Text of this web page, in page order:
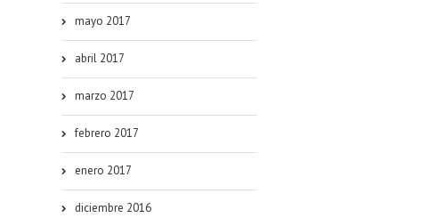
mayo 2017
abril 2017
marzo 2017
febrero 2017
enero 2017
diciembre 2016